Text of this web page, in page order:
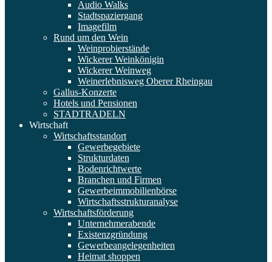
Audio Walks
Stadtspaziergang
Imagefilm
Rund um den Wein
Weinprobierstände
Wickerer Weinkönigin
Wickerer Weinweg
Weinerlebnisweg Oberer Rheingau
Gallus-Konzerte
Hotels und Pensionen
STADTRADELN
Wirtschaft
Wirtschaftsstandort
Gewerbegebiete
Strukturdaten
Bodenrichtwerte
Branchen und Firmen
Gewerbeimmobilienbörse
Wirtschaftsstrukturanalyse
Wirtschaftsförderung
Unternehmerabende
Existenzgründung
Gewerbeangelegenheiten
Heimat shoppen